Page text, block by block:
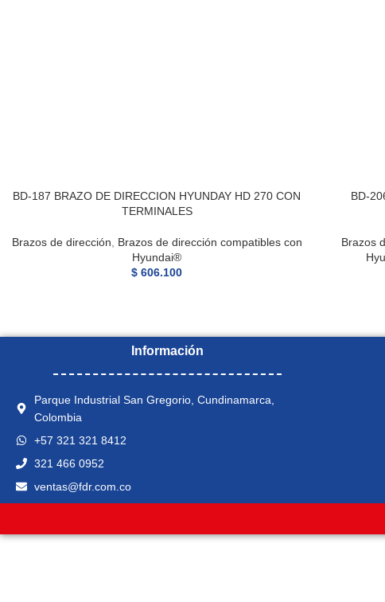
BD-187 BRAZO DE DIRECCION HYUNDAY HD 270 CON
TERMINALES
Brazos de dirección
Brazos de dirección compatibles con
Hyundai®
$ 606.100
BD-
Brazos
Información
Parque Industrial San Gregorio, Cundinamarca,
Colombia
+57 321 321 8412
321 466 0952
ventas@fdr.com.co